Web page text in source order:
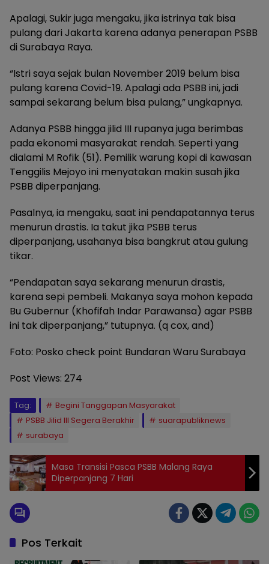
Apalagi, Sukir juga mengaku, jika istrinya tak bisa
pulang dari Jakarta karena adanya penerapan PSBB
di Surabaya Raya.
“Istri saya sejak bulan November 2019 belum bisa
pulang karena Covid-19. Apalagi ada PSBB ini, jadi
sampai sekarang belum bisa pulang,” ungkapnya.
Adanya PSBB hingga jilid III rupanya juga berimbas
pada ekonomi masyarakat rendah. Seperti yang
dialami M Rofik (51). Pemilik warung kopi di kawasan
Tenggilis Mejoyo ini menyatakan makin susah jika
PSBB diperpanjang.
Pasalnya, ia mengaku, saat ini pendapatannya terus
menurun drastis. Ia takut jika PSBB terus
diperpanjang, usahanya bisa bangkrut atau gulung
tikar.
“Pendapatan saya sekarang menurun drastis,
karena sepi pembeli. Makanya saya mohon kepada
Bu Gubernur (Khofifah Indar Parawansa) agar PSBB
ini tak diperpanjang,” tutupnya. (q cox, and)
Foto: Posko check point Bundaran Waru Surabaya
Post Views: 274
Tag:
Begini Tanggapan Masyarakat
PSBB Jilid III Segera Berakhir
suarapubliknews
surabaya
Masa Transisi Pasca PSBB Malang Raya
Diperpanjang 7 Hari
Pos Terkait